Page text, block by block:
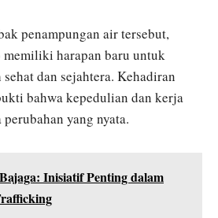
penampungan air tersebut,
harapan baru untuk
dan sejahtera. Kehadiran
bahwa kepedulian dan kerja
yang nyata.
Inisiatif Penting dalam